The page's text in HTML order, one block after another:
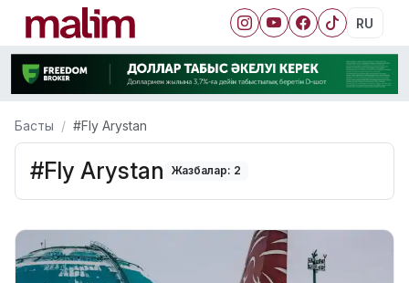
RU
Басты #Fly Arystan
#Fly Arystan Жазбалар: 2